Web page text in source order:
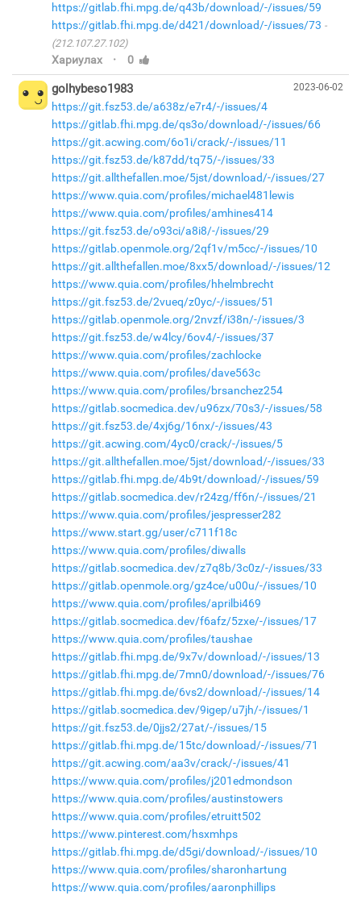
https://gitlab.fhi.mpg.de/q43b/download/-/issues/59
https://gitlab.fhi.mpg.de/d421/download/-/issues/73
(212.107.27.102)
Хариулах · 0
2023-06-02
golhybeso1983
https://git.fsz53.de/a638z/e7r4/-/issues/4
https://gitlab.fhi.mpg.de/qs3o/download/-/issues/66
https://git.acwing.com/6o1i/crack/-/issues/11
https://git.fsz53.de/k87dd/tq75/-/issues/33
https://git.allthefallen.moe/5jst/download/-/issues/27
https://www.quia.com/profiles/michael481lewis
https://www.quia.com/profiles/amhines414
https://git.fsz53.de/o93ci/a8i8/-/issues/29
https://gitlab.openmole.org/2qf1v/m5cc/-/issues/10
https://git.allthefallen.moe/8xx5/download/-/issues/12
https://www.quia.com/profiles/hhelmbrecht
https://git.fsz53.de/2vueq/z0yc/-/issues/51
https://gitlab.openmole.org/2nvzf/i38n/-/issues/3
https://git.fsz53.de/w4lcy/6ov4/-/issues/37
https://www.quia.com/profiles/zachlocke
https://www.quia.com/profiles/dave563c
https://www.quia.com/profiles/brsanchez254
https://gitlab.socmedica.dev/u96zx/70s3/-/issues/58
https://git.fsz53.de/4xj6g/16nx/-/issues/43
https://git.acwing.com/4yc0/crack/-/issues/5
https://git.allthefallen.moe/5jst/download/-/issues/33
https://gitlab.fhi.mpg.de/4b9t/download/-/issues/59
https://gitlab.socmedica.dev/r24zg/ff6n/-/issues/21
https://www.quia.com/profiles/jespresser282
https://www.start.gg/user/c711f18c
https://www.quia.com/profiles/diwalls
https://gitlab.socmedica.dev/z7q8b/3c0z/-/issues/33
https://gitlab.openmole.org/gz4ce/u00u/-/issues/10
https://www.quia.com/profiles/aprilbi469
https://gitlab.socmedica.dev/f6afz/5zxe/-/issues/17
https://www.quia.com/profiles/taushae
https://gitlab.fhi.mpg.de/9x7v/download/-/issues/13
https://gitlab.fhi.mpg.de/7mn0/download/-/issues/76
https://gitlab.fhi.mpg.de/6vs2/download/-/issues/14
https://gitlab.socmedica.dev/9igep/u7jh/-/issues/1
https://git.fsz53.de/0jjs2/27at/-/issues/15
https://gitlab.fhi.mpg.de/15tc/download/-/issues/71
https://git.acwing.com/aa3v/crack/-/issues/41
https://www.quia.com/profiles/j201edmondson
https://www.quia.com/profiles/austinstowers
https://www.quia.com/profiles/etruitt502
https://www.pinterest.com/hsxmhps
https://gitlab.fhi.mpg.de/d5gi/download/-/issues/10
https://www.quia.com/profiles/sharonhartung
https://www.quia.com/profiles/aaronphillips